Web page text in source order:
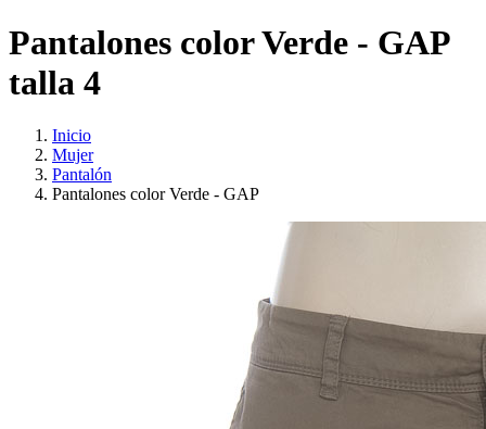
Pantalones color Verde - GAP
talla 4
Inicio
Mujer
Pantalón
Pantalones color Verde - GAP